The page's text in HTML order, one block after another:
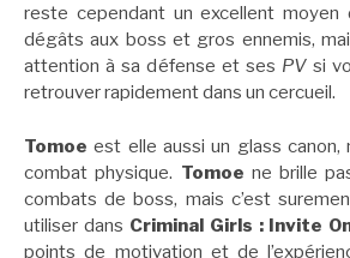
reste cependant un excellent moyen
dégâts aux boss et gros ennemis,
attention à sa défense et ses PV si
retrouver rapidement dans un cercueil.
Tomoe est elle aussi un glass canon,
combat physique. Tomoe ne brille
combats de boss, mais c’est
utiliser dans Criminal Girls : Invite
points de motivation et de